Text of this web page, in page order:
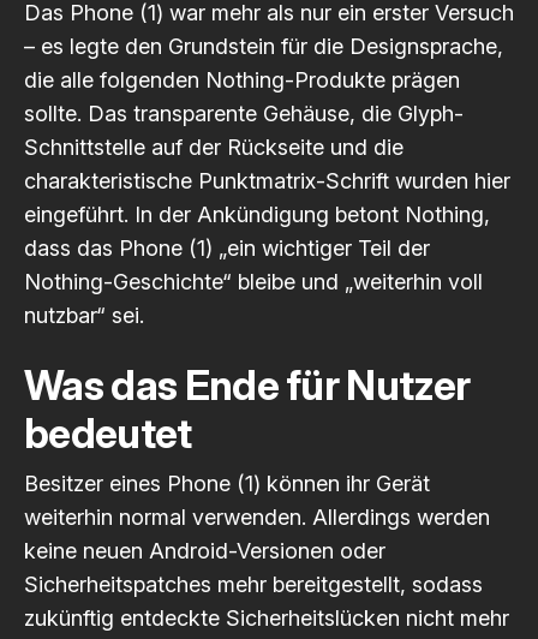
Das Phone (1) war mehr als nur ein erster Versuch
– es legte den Grundstein für die Designsprache,
die alle folgenden Nothing-Produkte prägen
sollte. Das transparente Gehäuse, die Glyph-
Schnittstelle auf der Rückseite und die
charakteristische Punktmatrix-Schrift wurden hier
eingeführt. In der Ankündigung betont Nothing,
dass das Phone (1) „ein wichtiger Teil der
Nothing-Geschichte“ bleibe und „weiterhin voll
nutzbar“ sei.
Was das Ende für Nutzer
bedeutet
Besitzer eines Phone (1) können ihr Gerät
weiterhin normal verwenden. Allerdings werden
keine neuen Android-Versionen oder
Sicherheitspatches mehr bereitgestellt, sodass
zukünftig entdeckte Sicherheitslücken nicht mehr